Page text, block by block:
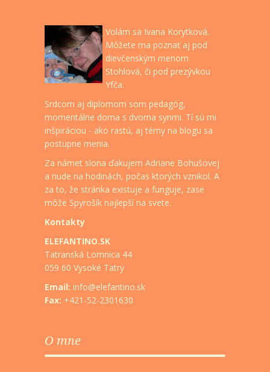
Volám sa Ivana Korytková.
Môžete ma poznať aj pod
dievčenským menom
Stohlová, či pod prezývkou
Yfča.
Srdcom aj diplomom som pedagóg,
momentálne doma s dvoma synmi. Tí sú mi
inšpiráciou - ako rastú, aj témy na blogu sa
postupne menia.
Za námet slona ďakujem Adriane Bohušovej
a nude na hodinách, počas ktorých vznikol. A
za to, že stránka existuje a funguje, zase
môže Spyrošík najlepší na svete.
Kontakty
ELEFANTINO.SK
Tatranská Lomnica 44
059 60 Vysoké Tatry
Email: info@elefantino.sk
Fax: +421-52-2301630
O mne